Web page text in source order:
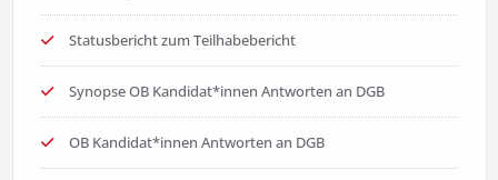
Statusbericht zum Teilhabebericht
Synopse OB Kandidat*innen Antworten an DGB
OB Kandidat*innen Antworten an DGB